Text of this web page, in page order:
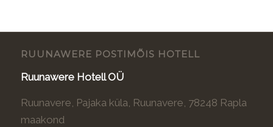
RUUNAWERE POSTIMÕIS HOTELL
Ruunawere Hotell OÜ
Ruunavere, Pajaka küla, Ruunavere, 78248 Rapla
maakond